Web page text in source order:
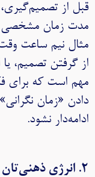
قبل از
مدت زمان مشخصی
مثال نیم ساعت
از گرفتن تصمیم،
مهم است که برای
دادن «زمان
ادامه‌دار نشود.
۲. انرژی ذهنی‌تان را مدیریت کنید